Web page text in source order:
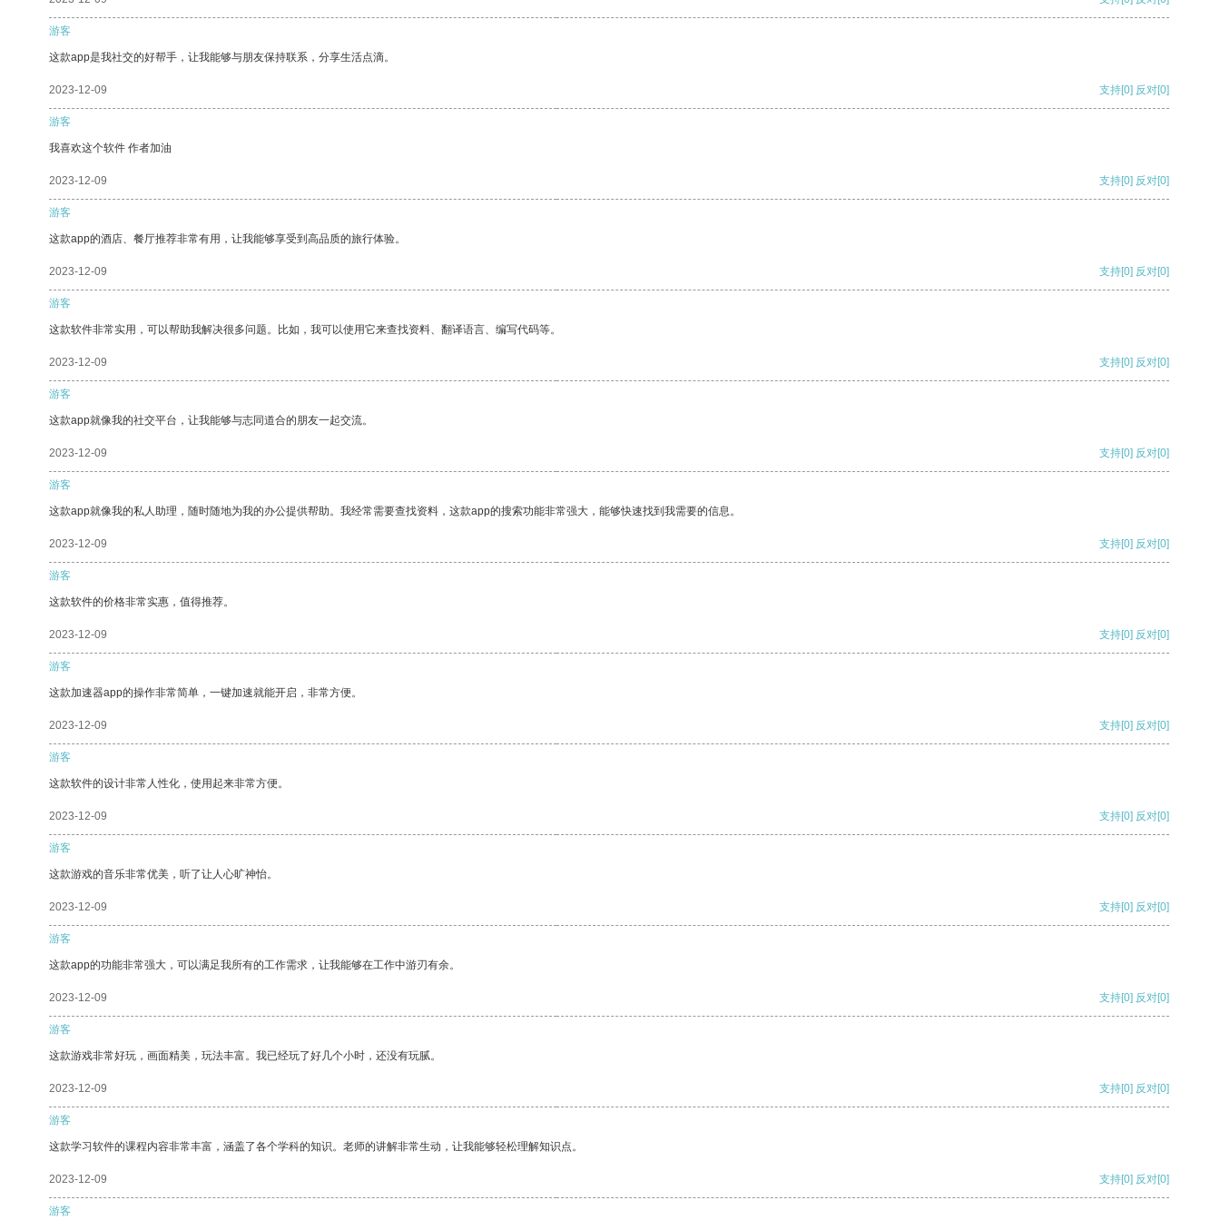
游客
这款app是我社交的好帮手，让我能够与朋友保持联系，分享生活点滴。
2023-12-09 支持[0] 反对[0]
游客
我喜欢这个软件 作者加油
2023-12-09 支持[0] 反对[0]
游客
这款app的酒店、餐厅推荐非常有用，让我能够享受到高品质的旅行体验。
2023-12-09 支持[0] 反对[0]
游客
这款软件非常实用，可以帮助我解决很多问题。比如，我可以使用它来查找资料、翻译语言、编写代码等。
2023-12-09 支持[0] 反对[0]
游客
这款app就像我的社交平台，让我能够与志同道合的朋友一起交流。
2023-12-09 支持[0] 反对[0]
游客
这款app就像我的私人助理，随时随地为我的办公提供帮助。我经常需要查找资料，这款app的搜索功能非常强大，能够快速找到我需要的信息。
2023-12-09 支持[0] 反对[0]
游客
这款软件的价格非常实惠，值得推荐。
2023-12-09 支持[0] 反对[0]
游客
这款加速器app的操作非常简单，一键加速就能开启，非常方便。
2023-12-09 支持[0] 反对[0]
游客
这款软件的设计非常人性化，使用起来非常方便。
2023-12-09 支持[0] 反对[0]
游客
这款游戏的音乐非常优美，听了让人心旷神怡。
2023-12-09 支持[0] 反对[0]
游客
这款app的功能非常强大，可以满足我所有的工作需求，让我能够在工作中游刃有余。
2023-12-09 支持[0] 反对[0]
游客
这款游戏非常好玩，画面精美，玩法丰富。我已经玩了好几个小时，还没有玩腻。
2023-12-09 支持[0] 反对[0]
游客
这款学习软件的课程内容非常丰富，涵盖了各个学科的知识。老师的讲解非常生动，让我能够轻松理解知识点。
2023-12-09 支持[0] 反对[0]
游客